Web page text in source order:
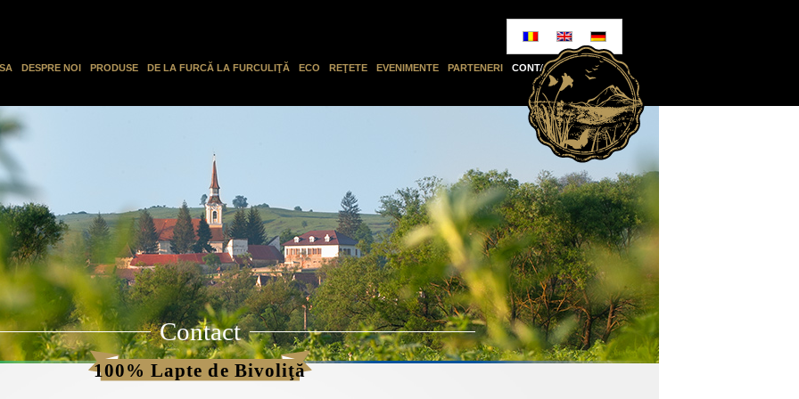
DESPRE NOI PRODUSE DE LA FURCĂ LA FURCULIŢĂ ECO REŢETE EVENIMENTE PARTENERI CONTACT
Contact
100% Lapte de Bivoliţă